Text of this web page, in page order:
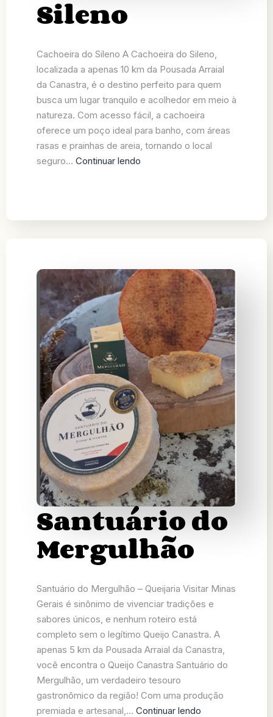
Sileno
Cachoeira do Sileno A Cachoeira do Sileno,
localizada a apenas 10 km da Pousada Arraial
da Canastra, é o destino perfeito para quem
busca um lugar tranquilo e acolhedor em meio à
natureza. Com acesso fácil, a cachoeira
oferece um poço ideal para banho, com áreas
rasas e prainhas de areia, tornando o local
seguro… Continuar lendo
Santuário do
Mergulhão
Santuário do Mergulhão – Queijaria Visitar Minas
Gerais é sinônimo de vivenciar tradições e
sabores únicos, e nenhum roteiro está
completo sem o legítimo Queijo Canastra. A
apenas 5 km da Pousada Arraial da Canastra,
você encontra o Queijo Canastra Santuário do
Mergulhão, um verdadeiro tesouro
gastronômico da região! Com uma produção
premiada e artesanal,… Continuar lendo